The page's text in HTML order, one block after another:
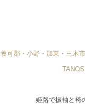
養可郡・小野・加東・三木
姫路で振袖と袴